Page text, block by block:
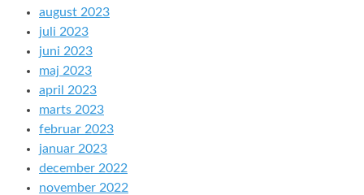
august 2023
juli 2023
juni 2023
maj 2023
april 2023
marts 2023
februar 2023
januar 2023
december 2022
november 2022